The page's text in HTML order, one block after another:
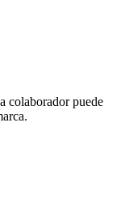
colaborador puede